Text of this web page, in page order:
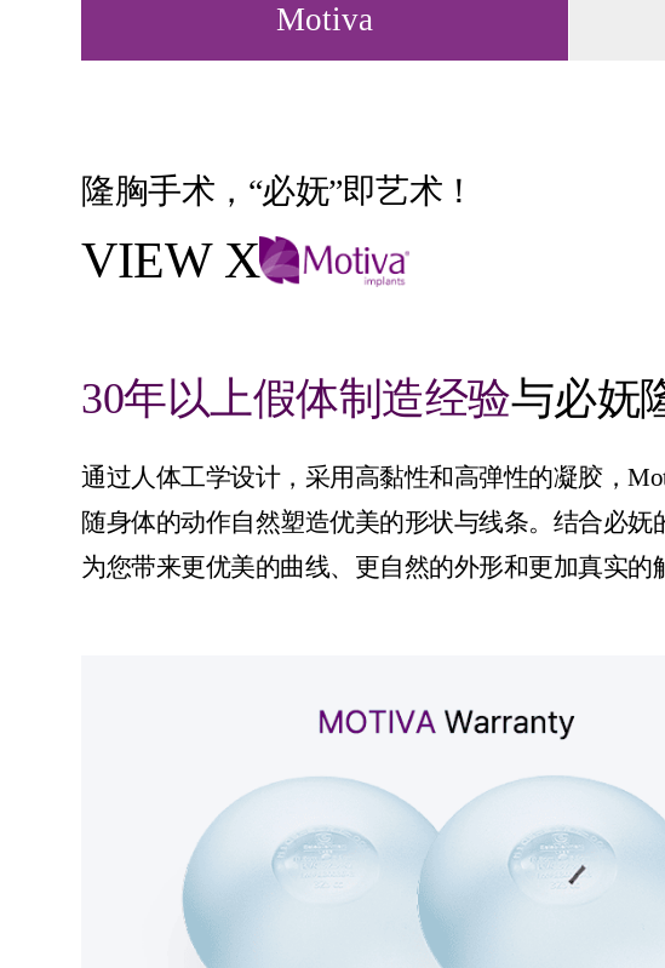
ESC 버튼을 누르면 검색창을 닫을 수 있습니다.
Motiva
隆胸手术，“必妩”即艺术！
VIEW X
30年以上假体制造经验与必妩
通过人体工学设计，采用高黏性和高弹性的凝胶，
随身体的动作自然塑造优美的形状与线条。结合必妩
为您带来更优美的曲线、更自然的外形和更加真实的